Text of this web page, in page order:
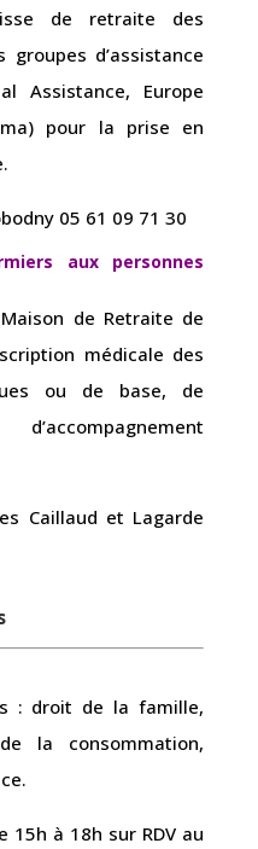
de retraite des
d’assistance
Assistance, Europe
pour la prise en
05 61 09 71 30
aux personnes
de Retraite de
médicale des
ou de base, de
Caillaud et Lagarde
: droit de la famille,
la consommation,
à 18h sur RDV au